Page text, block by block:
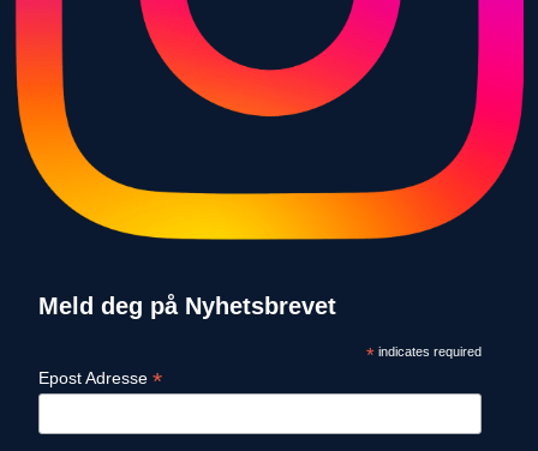
Meld deg på Nyhetsbrevet
*indicates required
Epost Adresse *